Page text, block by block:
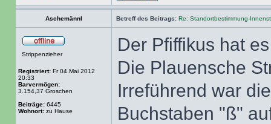
Aschemännl Betreff des Beitrags: Re: Standortbestimmung-
Strippenzieher
Registriert: Fr 04.Mai 2012
20:33
Barvermögen:
3.154,37 Groschen
Beiträge: 6445
Wohnort: zu Hause
Der Pfiffikus hat
Die Plauensche
Irreführend war
Buchstaben "ß"